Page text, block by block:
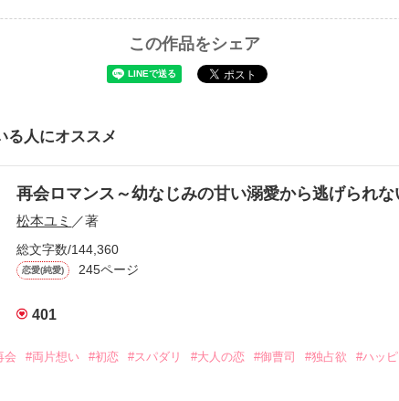
この作品をシェア
る人にオススメ
再会ロマンス～幼なじみの甘い溺愛から逃げられな
松本ユミ ／著
総文字数/144,360
恋愛(純愛) 245ページ
401
会 #両片想い #初恋 #スパダリ #大人の恋 #御曹司 #独占欲 #ハッ